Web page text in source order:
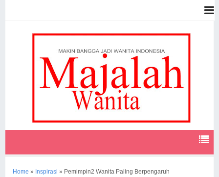
Home » Inspirasi » Pemimpin2 Wanita Paling Berpengaruh